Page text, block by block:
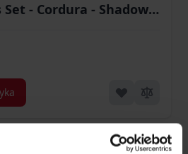
- Cordura - Shadow